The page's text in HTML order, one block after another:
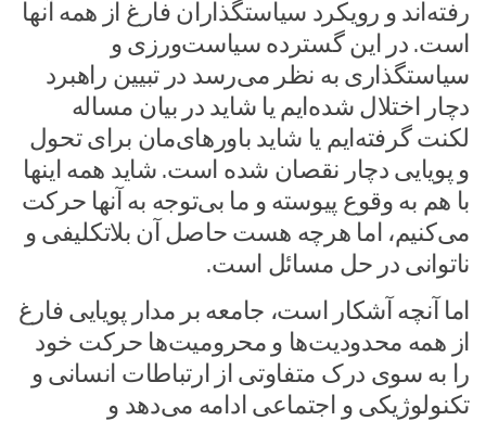
رفته‌اند و رویکرد سیاستگذاران فارغ از همه آنها
است. در این گسترده سیاست‌ورزی و
سیاستگذاری به نظر می‌رسد در تبیین راهبرد
دچار اختلال شده‌ایم یا شاید در بیان مساله
لکنت گرفته‌ایم یا شاید باورهای‌مان برای تحول
و پویایی دچار نقصان شده است. شاید همه اینها
با هم به وقوع پیوسته و ما بی‌توجه به آنها حرکت
می‌کنیم، اما هرچه هست حاصل آن بلاتکلیفی و
ناتوانی در حل مسائل است.
اما آنچه آشکار است، جامعه بر مدار پویایی فارغ
از همه محدودیت‌ها و محرومیت‌ها حرکت خود
را به سوی درک متفاوتی از ارتباطات انسانی و
تکنولوژیکی و اجتماعی ادامه می‌دهد و